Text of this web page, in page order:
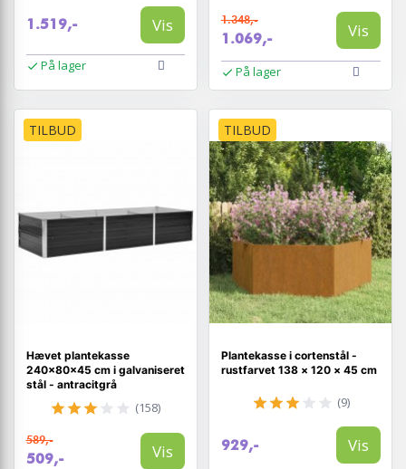
1.519,- Vis
På lager
1.348,-
1.069,- Vis
På lager
TILBUD
Hævet plantekasse
240×80×45 cm i galvaniseret
stål - antracitgrå
(158)
589,-
509,- Vis
TILBUD
Plantekasse i cortenstål -
rustfarvet 138 × 120 × 45 cm
(9)
929,- Vis